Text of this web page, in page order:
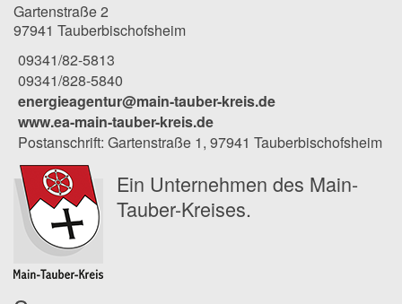
Gartenstraße 2
97941 Tauberbischofsheim
09341/82-5813
09341/828-5840
energieagentur@main-tauber-kreis.de
www.ea-main-tauber-kreis.de
Postanschrift: Gartenstraße 1, 97941 Tauberbischofsheim
Ein Unternehmen des Main-
Tauber-Kreises.